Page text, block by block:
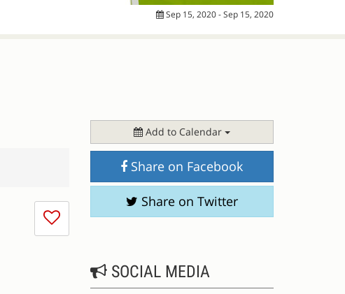
Sep 15, 2020 - Sep 15, 2020
I
don't
session
Add to Calendar
Share on Facebook
Share on Twitter
SOCIAL MEDIA